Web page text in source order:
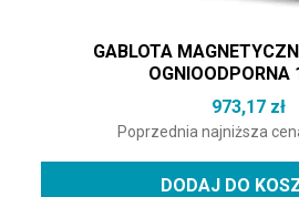
GABLOTA
OGNIOODPORNA
973,17 zł
Poprzednia najniższa
DODAJ DO